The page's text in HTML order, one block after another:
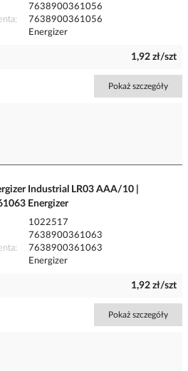
7638900361056
7638900361056
Energizer
1,92 zł/szt
Pokaż szczegóły
Industrial LR03 AAA/10 |
Energizer
1022517
7638900361063
7638900361063
Energizer
1,92 zł/szt
Pokaż szczegóły